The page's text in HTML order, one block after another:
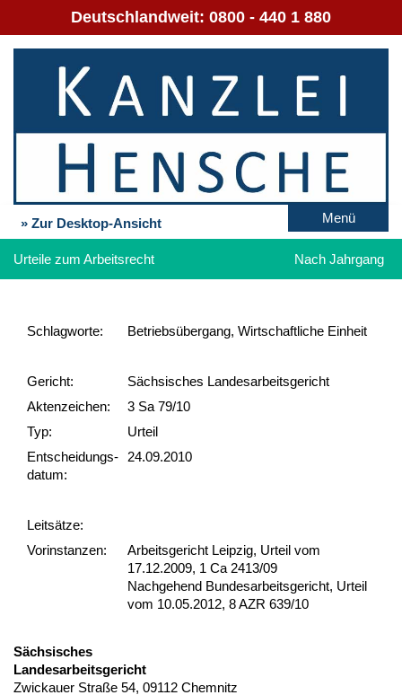
Deutschlandweit: 0800 - 440 1 880
» Zur Desktop-Ansicht Menü
Urteile zum Arbeitsrecht Nach Jahrgang
Schlag­worte: Betriebsübergang, Wirtschaftliche Einheit
Gericht:
Sächsisches Landesarbeitsgericht
Akten­zeichen:
3 Sa 79/10
Typ:
Urteil
Ent­scheid­ungs­
datum:
24.09.2010
Leit­sätze:
Vor­ins­tan­zen:
Arbeitsgericht Leipzig, Urteil vom
17.12.2009, 1 Ca 2413/09
Nachgehend Bundesarbeitsgericht, Urteil
vom 10.05.2012, 8 AZR 639/10
Säch­si­sches
Lan­des­ar­beits­ge­richt
Zwi­ckau­er Straße 54, 09112 Chem­nitz